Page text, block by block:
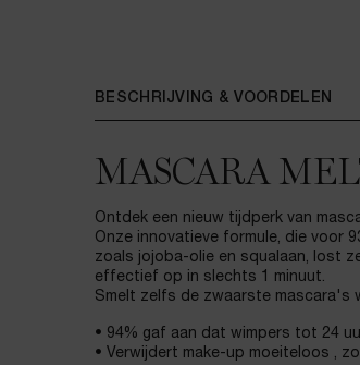
BESCHRIJVING & VOORDELEN
MASCARA
Ontdek een nieuw tijdperk van
Onze innovatieve formule, die voor
zoals jojoba-olie en squalaan, lost
effectief op in slechts 1 minuut.
Smelt zelfs de zwaarste mascara's
• 94% gaf aan dat wimpers tot 24
• Verwijdert make-up moeiteloos ,